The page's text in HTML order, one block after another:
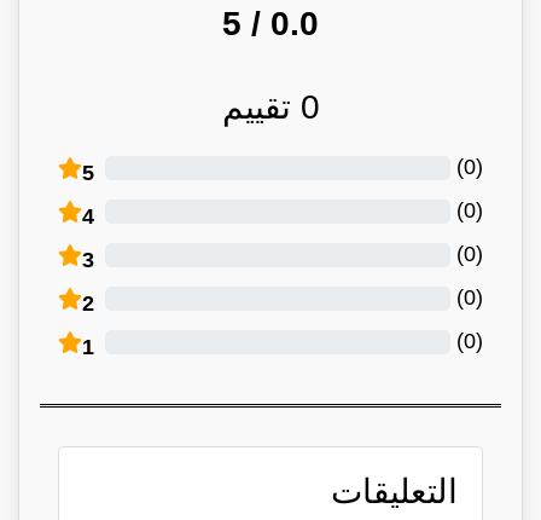
0.0
/ 5
0 تقييم
5 (
0
)
4 (
0
)
3 (
0
)
2 (
0
)
1 (
0
)
التعليقات